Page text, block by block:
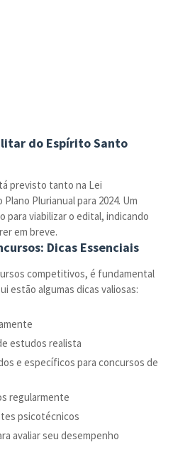
do Espírito Santo
previsto tanto na Lei
Plurianual para 2024. Um
viabilizar o edital, indicando
em breve.
Dicas Essenciais
competitivos, é fundamental
estão algumas dicas valiosas:
estudos realista
e específicos para concursos de
regularmente
psicotécnicos
avaliar seu desempenho